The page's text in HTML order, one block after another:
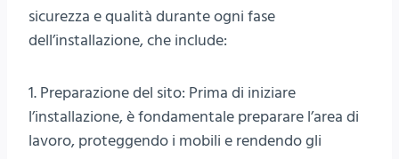
sicurezza e qualità durante ogni fase
dell’installazione, che include:
1. Preparazione del sito: Prima di iniziare
l’installazione, è fondamentale preparare l’area di
lavoro, proteggendo i mobili e rendendo gli